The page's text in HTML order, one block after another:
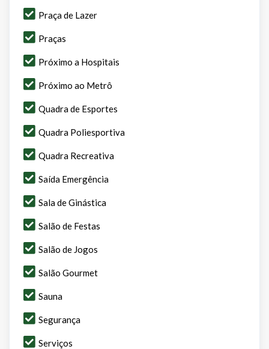
Praça de Lazer
Praças
Próximo a Hospitais
Próximo ao Metrô
Quadra de Esportes
Quadra Poliesportiva
Quadra Recreativa
Saída Emergência
Sala de Ginástica
Salão de Festas
Salão de Jogos
Salão Gourmet
Sauna
Segurança
Serviços